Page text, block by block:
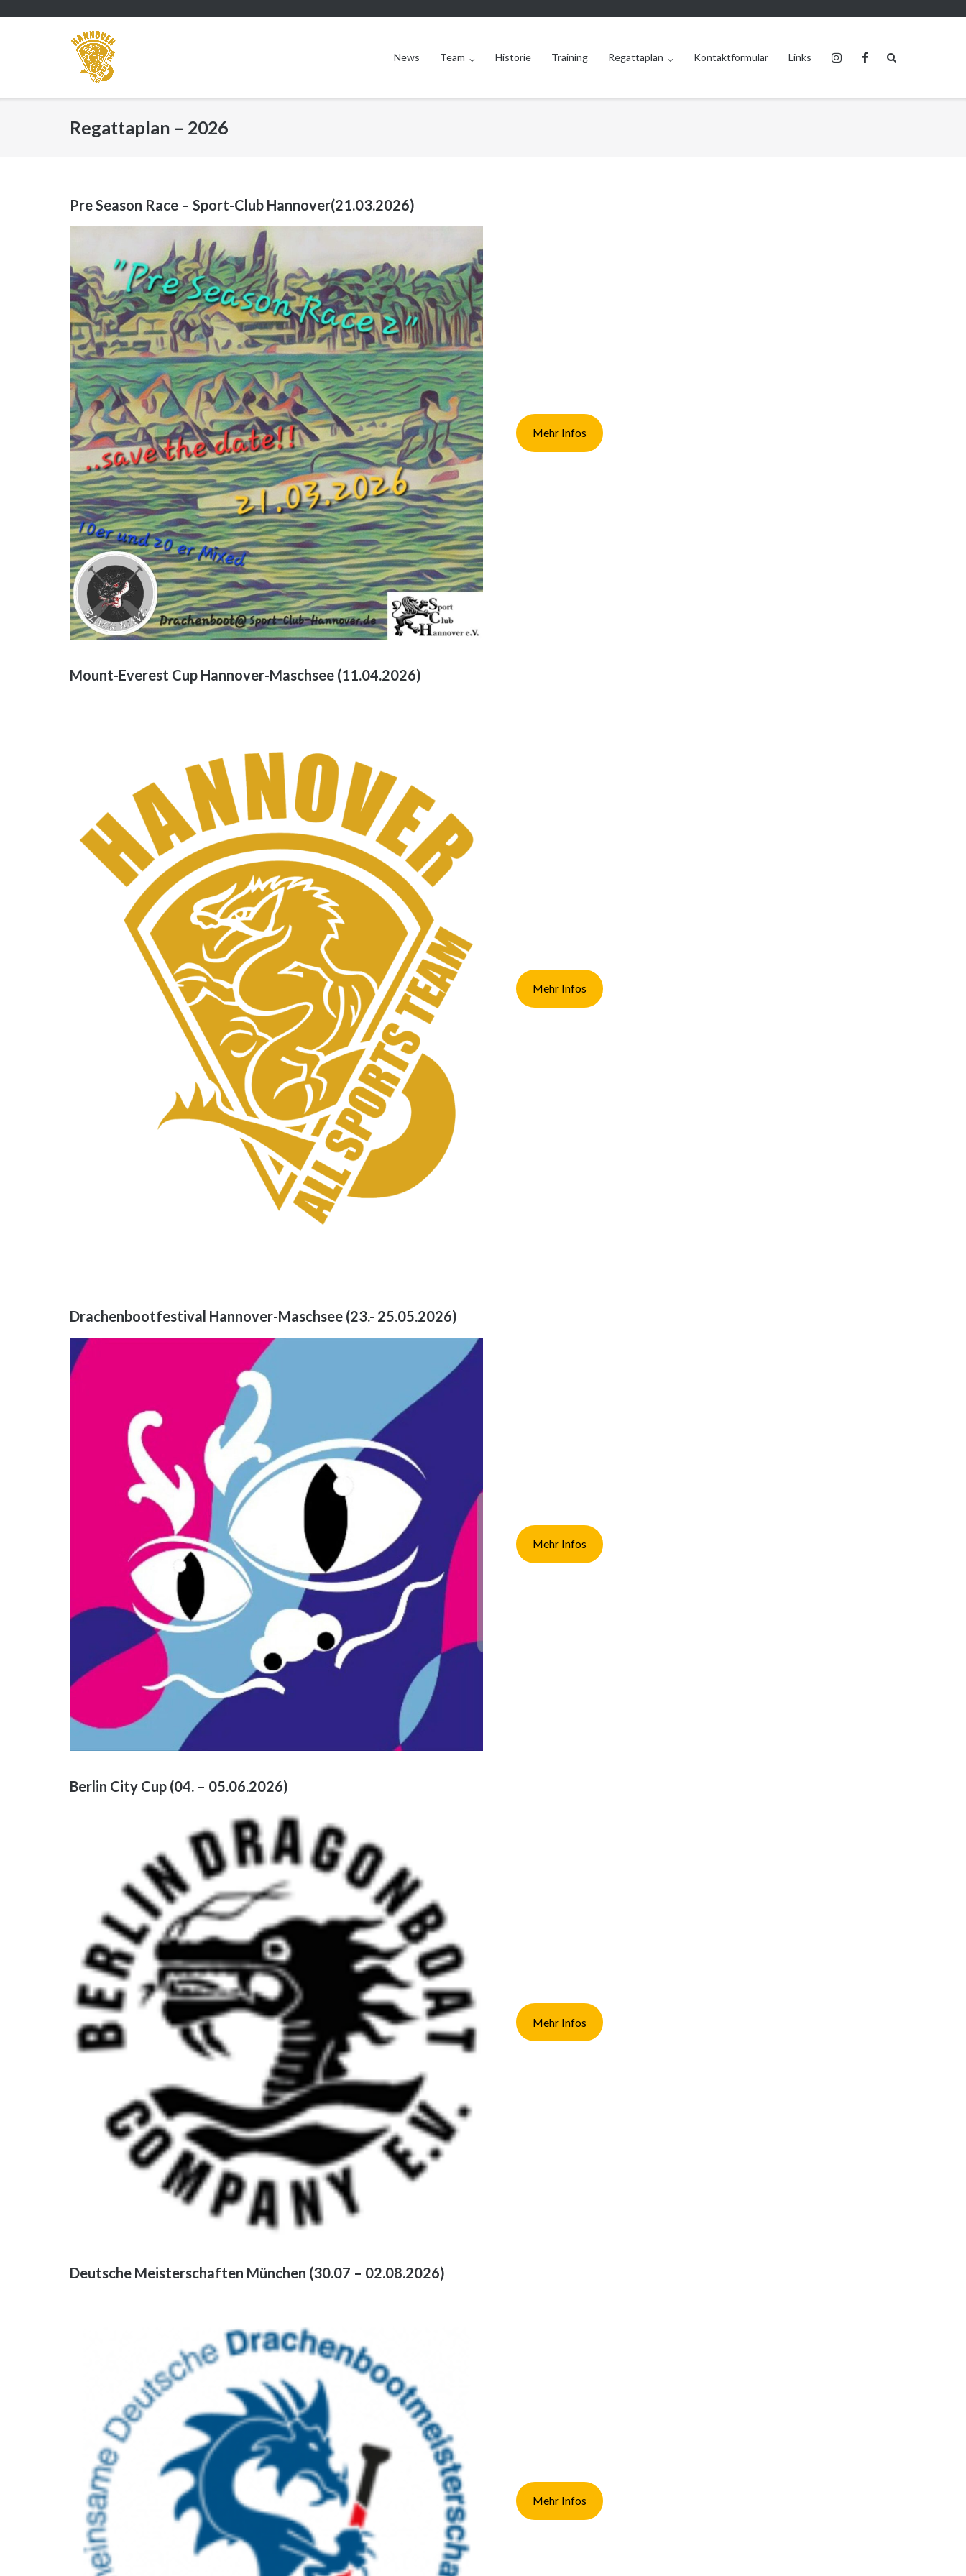
News
Team Historie Training Regattaplan Kontaktformular Links
Regattaplan – 2026
Pre Season Race – Sport-Club Hannover(21.03.2026)
Mehr Infos
Mount-Everest Cup Hannover-Maschsee (11.04.2026)
Mehr Infos
Drachenbootfestival Hannover-Maschsee (23.- 25.05.2026)
Mehr Infos
Berlin City Cup (04. – 05.06.2026)
Mehr Infos
Deutsche Meisterschaften München (30.07 – 02.08.2026)
Mehr Infos